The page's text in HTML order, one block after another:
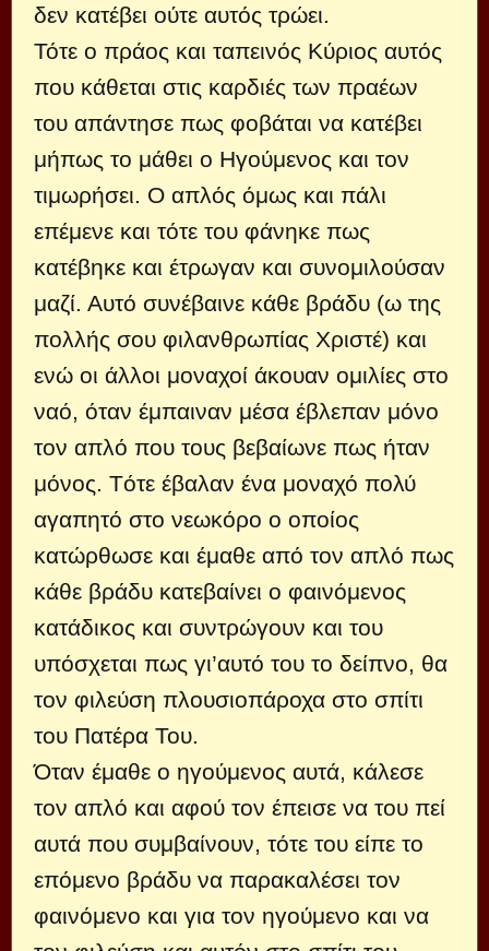
δεν κατέβει ούτε αυτός τρώει.
Τότε ο πράος και ταπεινός Κύριος αυτός
που κάθεται στις καρδιές των πραέων
του απάντησε πως φοβάται να κατέβει
μήπως το μάθει ο Ηγούμενος και τον
τιμωρήσει. Ο απλός όμως και πάλι
επέμενε και τότε του φάνηκε πως
κατέβηκε και έτρωγαν και συνομιλούσαν
μαζί. Αυτό συνέβαινε κάθε βράδυ (ω της
πολλής σου φιλανθρωπίας Χριστέ) και
ενώ οι άλλοι μοναχοί άκουαν ομιλίες στο
ναό, όταν έμπαιναν μέσα έβλεπαν μόνο
τον απλό που τους βεβαίωνε πως ήταν
μόνος. Tότε έβαλαν ένα μοναχό πολύ
αγαπητό στο νεωκόρο ο οποίος
κατώρθωσε και έμαθε από τον απλό πως
κάθε βράδυ κατεβαίνει ο φαινόμενος
κατάδικος και συντρώγουν και του
υπόσχεται πως γι’αυτό του το δείπνο, θα
τον φιλεύση πλουσιοπάροχα στο σπίτι
του Πατέρα Του.
Όταν έμαθε ο ηγούμενος αυτά, κάλεσε
τον απλό και αφού τον έπεισε να του πεί
αυτά που συμβαίνουν, τότε του είπε το
επόμενο βράδυ να παρακαλέσει τον
φαινόμενο και για τον ηγούμενο και να